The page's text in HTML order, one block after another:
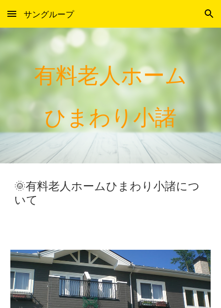
Skip to main content Skip to navigation
サングループ
有料老人ホーム
ひまわり小諸
🌞有料老人ホームひまわり小諸につ
いて